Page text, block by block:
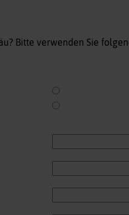
Bitte verwenden Sie